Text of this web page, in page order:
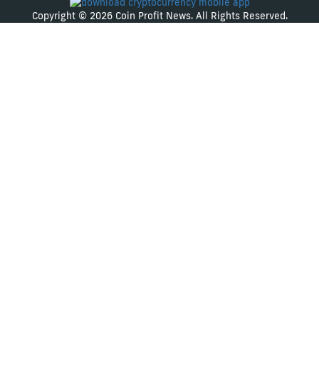
Copyright © 2026 Coin Profit News. All Rights Reserved.